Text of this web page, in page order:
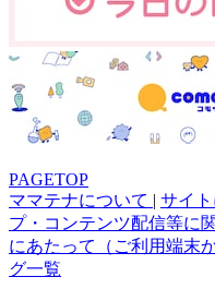
PAGETOP
ママテナについて | サイ
プ・コンテンツ配信等に
にあたって（ご利用端末
グ一覧